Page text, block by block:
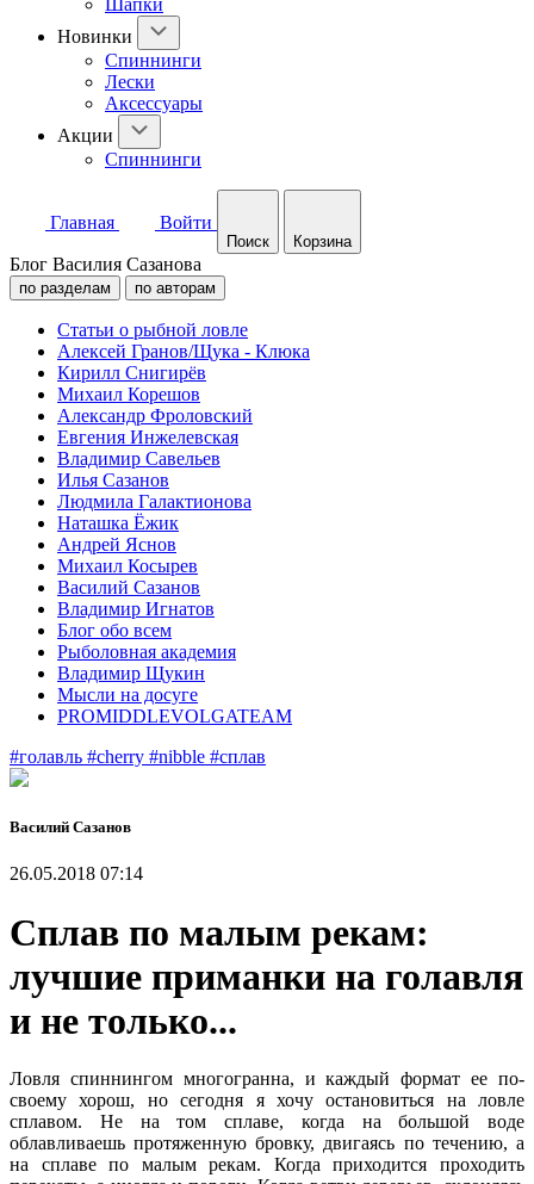
Шапки
Новинки
Спиннинги
Лески
Аксессуары
Акции
Спиннинги
Главная Войти
Поиск Корзина
Блог Василия Сазанова
по разделам по авторам
Статьи о рыбной ловле
Алексей Гранов/Щука - Клюка
Кирилл Снигирёв
Михаил Корешов
Александр Фроловский
Евгения Инжелевская
Владимир Савельев
Илья Сазанов
Людмила Галактионова
Наташка Ёжик
Андрей Яснов
Михаил Косырев
Василий Сазанов
Владимир Игнатов
Блог обо всем
Рыболовная академия
Владимир Щукин
Мысли на досуге
PROMIDDLEVOLGATEAM
#голавль #cherry #nibble #сплав
Василий Сазанов
26.05.2018 07:14
Сплав по малым рекам:
лучшие приманки на голавля
и не только...
Ловля спиннингом многогранна, и каждый формат ее по-
своему хорош, но сегодня я хочу остановиться на ловле
сплавом. Не на том сплаве, когда на большой воде
облавливаешь протяженную бровку, двигаясь по течению, а
на сплаве по малым рекам. Когда приходится проходить